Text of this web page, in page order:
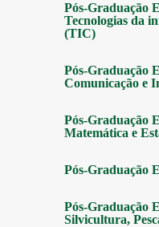
Pós-Graduação
Tecnologias da
(TIC)
Pós-Graduação
Comunicação e
Pós-Graduação
Matemática e
Pós-Graduação
Pós-Graduação
Silvicultura,